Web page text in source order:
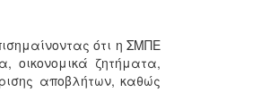
ότι η ΣΜΠΕ
οικονομικά ζητήματα,
αποβλήτων, καθώς